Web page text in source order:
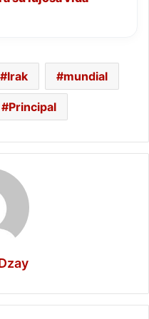
Irak mundial
Principal